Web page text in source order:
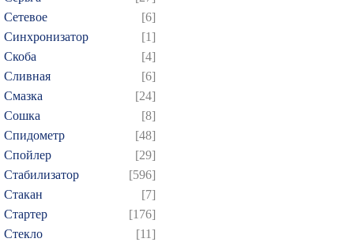
Сетевое
[6]
Синхронизатор
[1]
Скоба
[4]
Сливная
[6]
Смазка
[24]
Сошка
[8]
Спидометр
[48]
Спойлер
[29]
Стабилизатор
[596]
Стакан
[7]
Стартер
[176]
Стекло
[11]